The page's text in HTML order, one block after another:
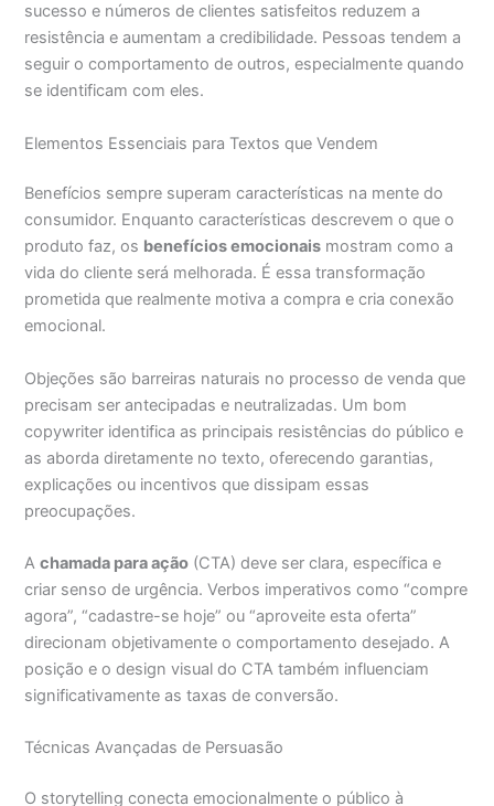
sucesso e números de clientes satisfeitos reduzem a
resistência e aumentam a credibilidade. Pessoas tendem a
seguir o comportamento de outros, especialmente quando
se identificam com eles.
Elementos Essenciais para Textos que Vendem
Benefícios sempre superam características na mente do
consumidor. Enquanto características descrevem o que o
produto faz, os benefícios emocionais mostram como a
vida do cliente será melhorada. É essa transformação
prometida que realmente motiva a compra e cria conexão
emocional.
Objeções são barreiras naturais no processo de venda que
precisam ser antecipadas e neutralizadas. Um bom
copywriter identifica as principais resistências do público e
as aborda diretamente no texto, oferecendo garantias,
explicações ou incentivos que dissipam essas
preocupações.
Achamada para ação (CTA) deve ser clara, específica e
criar senso de urgência. Verbos imperativos como “compre
agora”, “cadastre-se hoje” ou “aproveite esta oferta”
direcionam objetivamente o comportamento desejado. A
posição e o design visual do CTA também influenciam
significativamente as taxas de conversão.
Técnicas Avançadas de Persuasão
O storytelling conecta emocionalmente o público à